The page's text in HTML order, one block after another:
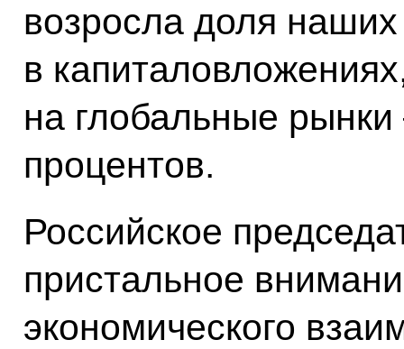
возросла доля наших
в
на глобальные
процентов.
Российское
пристальное
экономического